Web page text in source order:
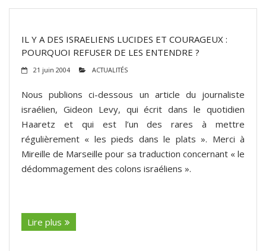
IL Y A DES ISRAELIENS LUCIDES ET COURAGEUX :
POURQUOI REFUSER DE LES ENTENDRE ?
21 juin 2004 ACTUALITÉS
Nous publions ci-dessous un article du journaliste
israélien, Gideon Levy, qui écrit dans le quotidien
Haaretz et qui est l’un des rares à mettre
régulièrement « les pieds dans le plats ». Merci à
Mireille de Marseille pour sa traduction concernant « le
dédommagement des colons israéliens ».
Lire plus